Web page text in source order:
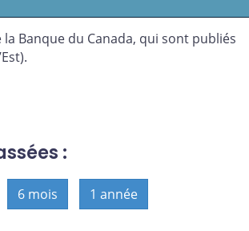
Banque du Canada, qui sont publiés
:
6 mois 1 année